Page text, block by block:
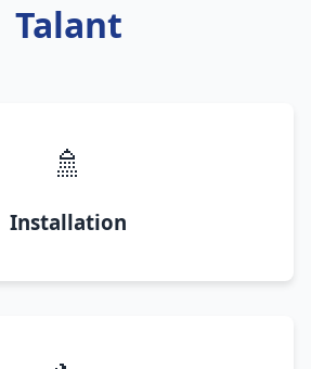
Talant
🚿
Installation